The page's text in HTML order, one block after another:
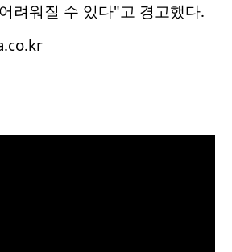
려워질 수 있다"고 경고했다.